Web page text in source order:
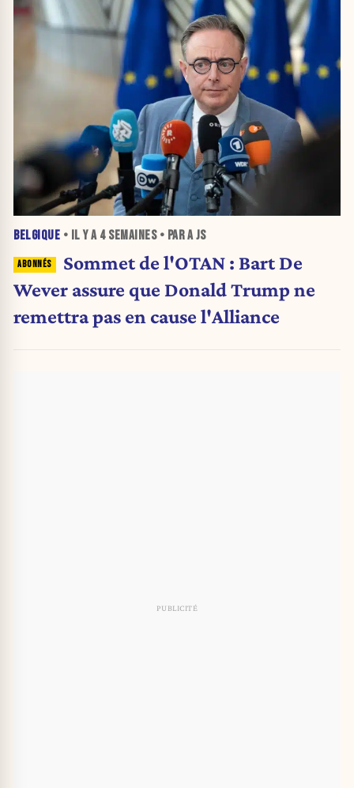
BELGIQUE • IL Y A 4 SEMAINES• PAR A JS
Sommet de l'OTAN : Bart De
Wever assure que Donald Trump ne
remettra pas en cause l'Alliance